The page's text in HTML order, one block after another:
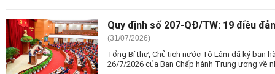
Quy định số 207-QĐ/TW: 19 điều
(31/07/2026)
Tổng Bí thư, Chủ tịch nước Tô Lâm đã ký ban
26/7/2026 của Ban Chấp hành Trung ương về